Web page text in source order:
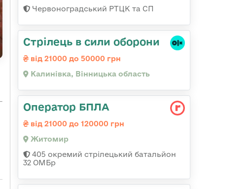
Червоноградський РТЦК та СП
Стрілець в сили оборони
від 21000 до 50000 грн
Калинівка, Вінницька область
Оператор БПЛА
від 21000 до 120000 грн
Житомир
405 окремий стрілецький батальйон
32 ОМБр